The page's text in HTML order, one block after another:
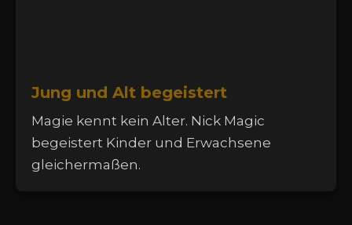
Jung und Alt begeistert
Magie kennt kein Alter. Nick Magic
begeistert Kinder und Erwachsene
gleichermaßen.